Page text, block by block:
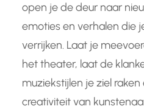
open je de deur naar
emoties en verhalen die
verrijken. Laat je
het theater, laat de
muziekstijlen je ziel
creativiteit van